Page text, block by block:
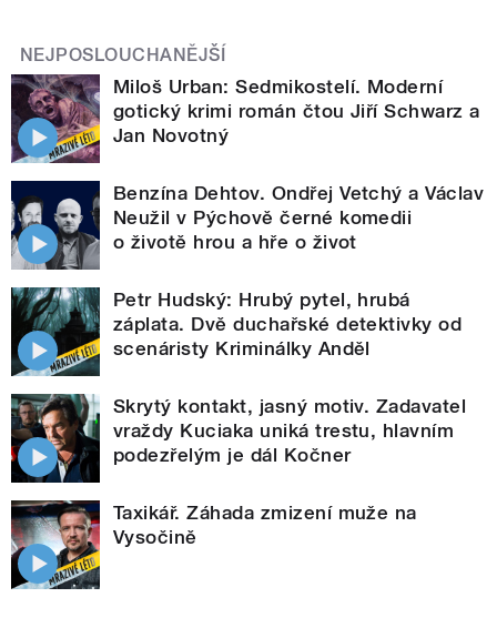
NEJPOSLOUCHANĚJŠÍ
Miloš Urban: Sedmikostelí. Moderní
gotický krimi román čtou Jiří Schwarz a
Jan Novotný
Benzína Dehtov. Ondřej Vetchý a Václav
Neužil v Pýchově černé komedii
o životě hrou a hře o život
Petr Hudský: Hrubý pytel, hrubá
záplata. Dvě duchařské detektivky od
scenáristy Kriminálky Anděl
Skrytý kontakt, jasný motiv. Zadavatel
vraždy Kuciaka uniká trestu, hlavním
podezřelým je dál Kočner
Taxikář. Záhada zmizení muže na
Vysočině